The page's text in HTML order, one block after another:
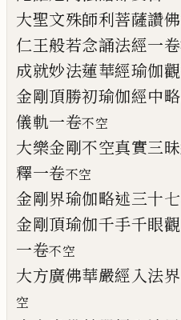
大聖文殊師利菩薩讚
仁王般若念誦法經一卷
成就妙法蓮華經瑜伽
金剛頂勝初瑜伽經中
儀軌一卷不空
大樂金剛不空真實三
釋一卷不空
金剛界瑜伽略述三十
金剛頂瑜伽千手千眼
一卷不空
大方廣佛華嚴經入法
空